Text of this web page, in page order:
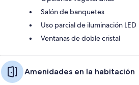
Salón de banquetes
Uso parcial de iluminación LED
Ventanas de doble cristal
Amenidades en la habitación